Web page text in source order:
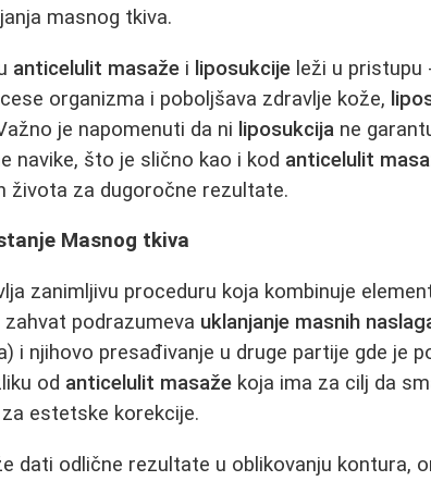
masnog tkiva.
anticelulit masaže i liposukcije leži u pristupu
organizma i poboljšava zdravlje kože,
je napomenuti da ni liposukcija ne
navike, što je slično kao i kod anticelulit
života za dugoročne rezultate.
Masnog tkiva
zanimljivu proceduru koja kombinuje
zahvat podrazumeva uklanjanje masnih
i njihovo presađivanje u druge partije gde je
od anticelulit masaže koja ima za cilj da
estetske korekcije.
dati odlične rezultate u oblikovanju kontura,